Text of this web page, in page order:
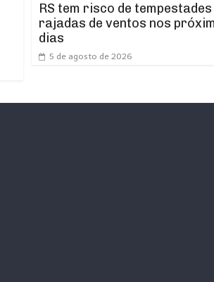
RS tem risco de
rajadas de ventos nos
dias
5 de agosto de 2026